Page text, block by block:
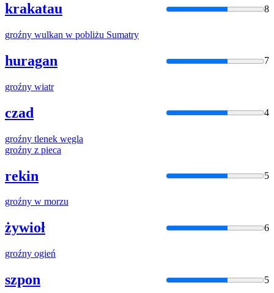
krakatau 8
groźny wulkan w pobliżu Sumatry
huragan 7
groźny wiatr
czad 4
groźny tlenek węgla
groźny z pieca
rekin 5
groźny w morzu
żywioł 6
groźny ogień
szpon 5